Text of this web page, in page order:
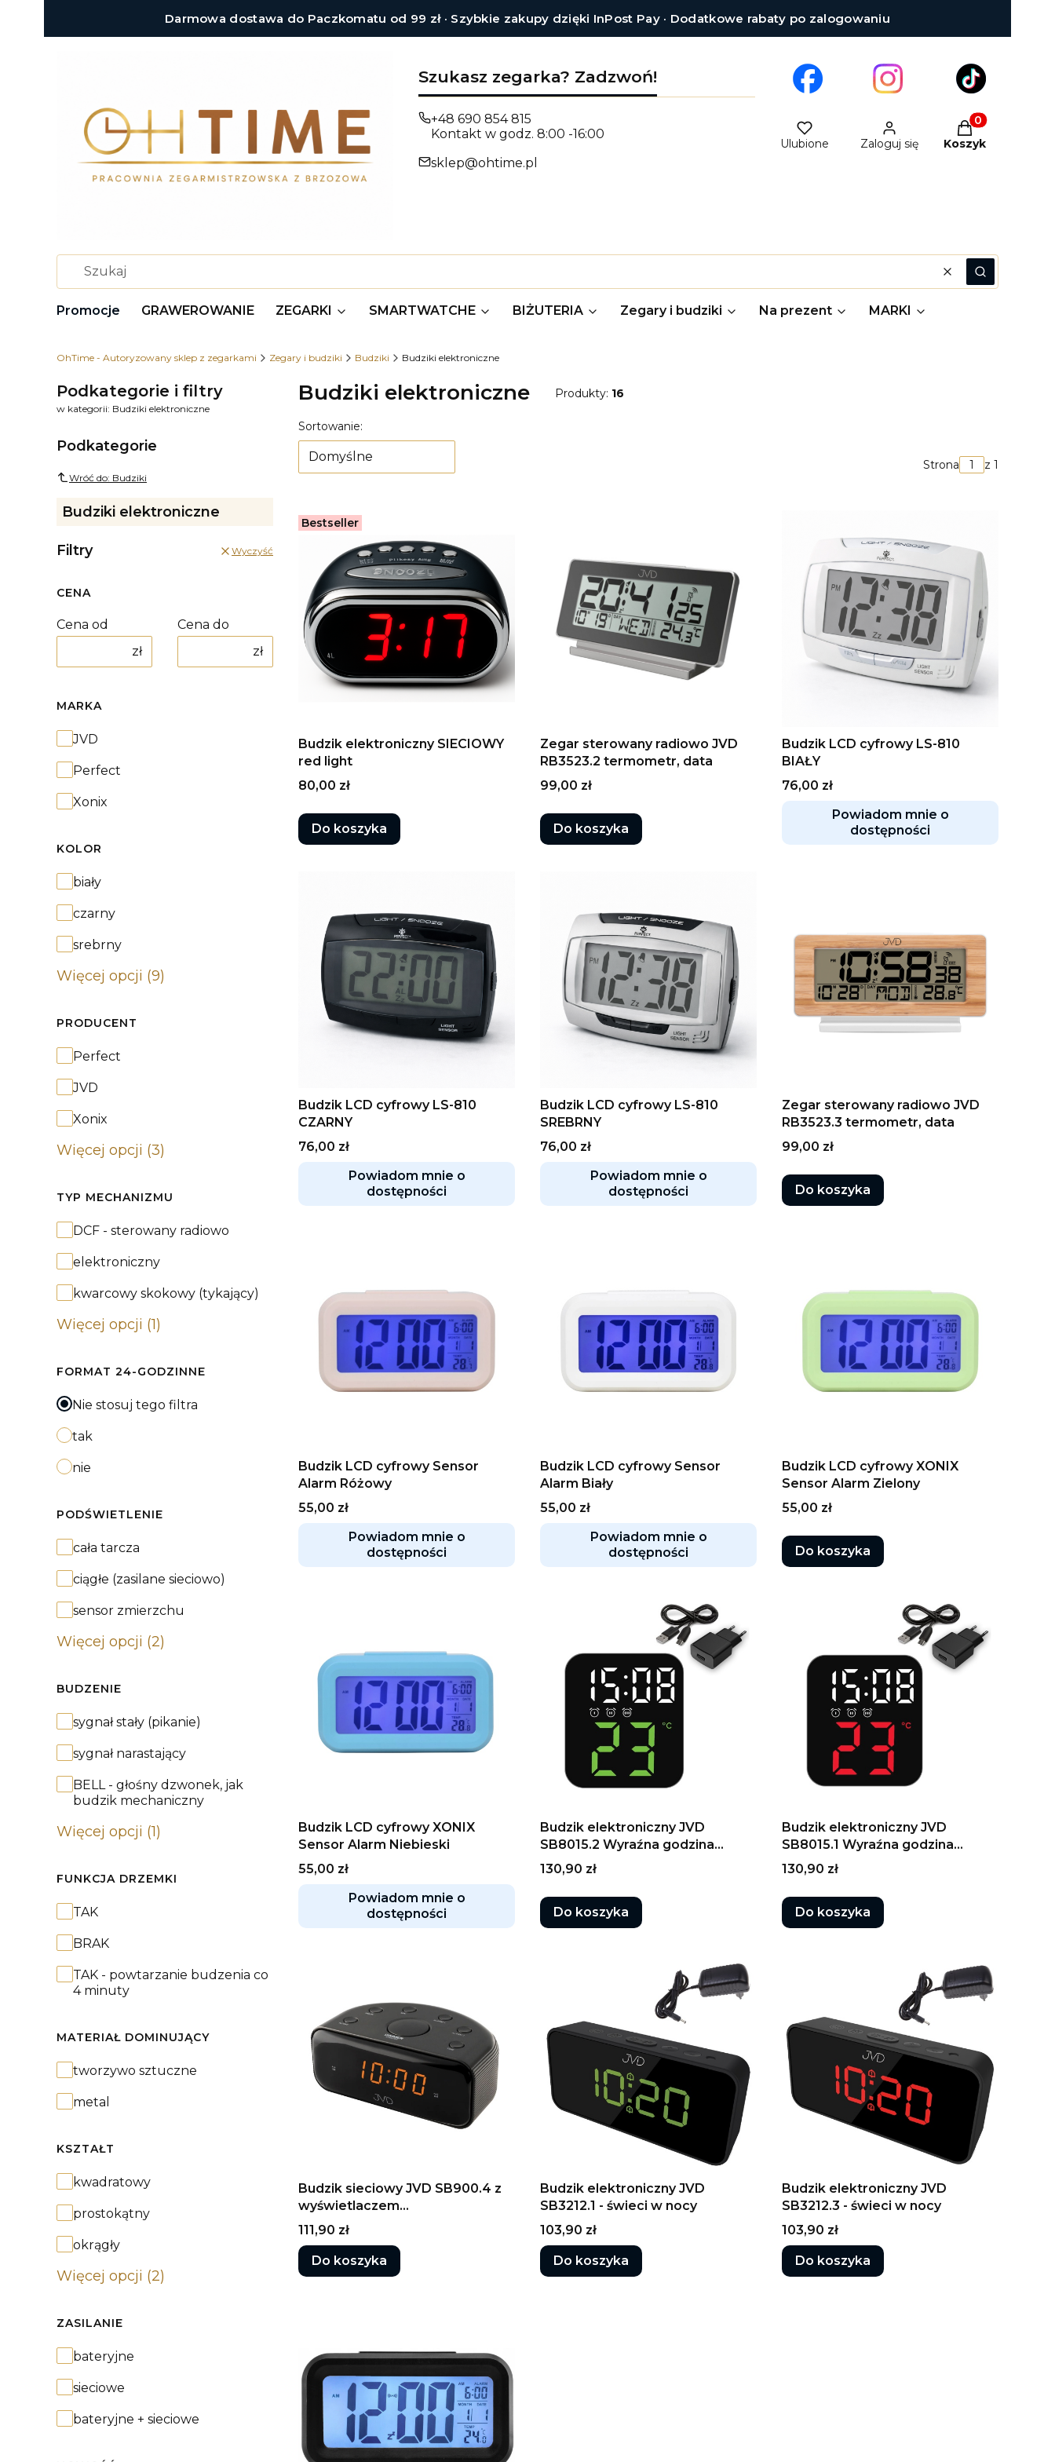
Darmowa dostawa do Paczkomatu od 99 zł · Szybkie zakupy dzięki InPost Pay · Dodatkowe rabaty po zalogowaniu
Szukasz zegarka? Zadzwoń!
+48 690 854 815
Kontakt w godz. 8:00 -16:00
sklep@ohtime.pl
Ulubione Zaloguj się
Produkty w
Koszyk
WyczyśćSzukaj
Promocje GRAWEROWANIE ZEGARKI SMARTWATCHE BIŻUTERIA Zegary i budziki Na prezent MARKI
OhTime - Autoryzowany sklep z zegarkami Zegary i budziki Budziki Budziki elektroniczne
Podkategorie i filtry
w kategorii: Budziki elektroniczne
Podkategorie
Wróć do: Budziki
Budziki elektroniczne
Filtry Wyczyść
CENA
Cena od
zł
Cena do
zł
MARKA
Marka
JVD
Perfect
Xonix
KOLOR
Kolor
biały
czarny
srebrny
Więcej opcji (9)
PRODUCENT
Producent
Perfect
JVD
Xonix
Więcej opcji (3)
TYP MECHANIZMU
Typ mechanizmu
DCF - sterowany radiowo
elektroniczny
kwarcowy skokowy (tykający)
Więcej opcji (1)
FORMAT 24-GODZINNE
Nie stosuj tego filtra
tak
nie
PODŚWIETLENIE
Podświetlenie
cała tarcza
ciągłe (zasilane sieciowo)
sensor zmierzchu
Więcej opcji (2)
BUDZENIE
Budzenie
sygnał stały (pikanie)
sygnał narastający
BELL - głośny dzwonek, jak
budzik mechaniczny
Więcej opcji (1)
FUNKCJA DRZEMKI
Funkcja drzemki
TAK
BRAK
TAK - powtarzanie budzenia co
4 minuty
MATERIAŁ DOMINUJĄCY
Materiał dominujący
tworzywo sztuczne
metal
KSZTAŁT
Kształt
kwadratowy
prostokątny
okrągły
Więcej opcji (2)
ZASILANIE
Zasilanie
bateryjne
sieciowe
bateryjne + sieciowe
Budziki elektroniczne Produkty: 16
Lista produktów
Sortowanie:
Domyślne
Strona z 1
Bestseller
Budzik elektroniczny SIECIOWY
red light
Cena
80,00 zł
Do koszyka
Zegar sterowany radiowo JVD
RB3523.2 termometr, data
Cena
99,00 zł
Do koszyka
Budzik LCD cyfrowy LS-810
BIAŁY
Cena
76,00 zł
Powiadom mnie o
dostępności
Budzik LCD cyfrowy LS-810
CZARNY
Cena
76,00 zł
Powiadom mnie o
dostępności
Budzik LCD cyfrowy LS-810
SREBRNY
Cena
76,00 zł
Powiadom mnie o
dostępności
Zegar sterowany radiowo JVD
RB3523.3 termometr, data
Cena
99,00 zł
Do koszyka
Budzik LCD cyfrowy Sensor
Alarm Różowy
Cena
55,00 zł
Powiadom mnie o
dostępności
Budzik LCD cyfrowy Sensor
Alarm Biały
Cena
55,00 zł
Powiadom mnie o
dostępności
Budzik LCD cyfrowy XONIX
Sensor Alarm Zielony
Cena
55,00 zł
Do koszyka
Budzik LCD cyfrowy XONIX
Sensor Alarm Niebieski
Cena
55,00 zł
Powiadom mnie o
dostępności
Budzik elektroniczny JVD
SB8015.2 Wyraźna godzina
Temperatura
Cena
130,90 zł
Do koszyka
Budzik elektroniczny JVD
SB8015.1 Wyraźna godzina
Temperatura
Cena
130,90 zł
Do koszyka
Budzik sieciowy JVD SB900.4 z
wyświetlaczem
BURSZTYNOWYM
Cena
111,90 zł
Do koszyka
Budzik elektroniczny JVD
SB3212.1 - świeci w nocy
Cena
103,90 zł
Do koszyka
Budzik elektroniczny JVD
SB3212.3 - świeci w nocy
Cena
103,90 zł
Do koszyka